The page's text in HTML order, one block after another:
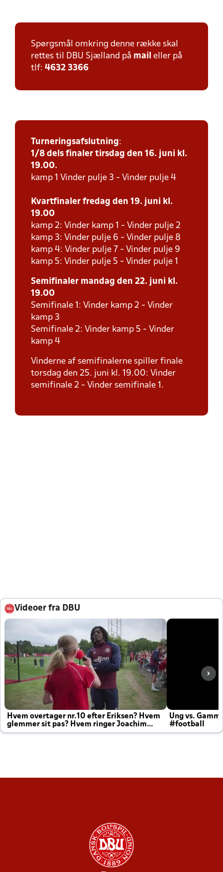
Spørgsmål omkring denne række skal
rettes til DBU Sjælland på mail eller på
tlf: 4632 3366
Turneringsafslutning:
1/8 dels finaler tirsdag den 16. juni kl.
19.00.
kamp 1 Vinder pulje 3 - Vinder pulje 4
Kvartfinaler fredag den 19. juni kl.
19.00
kamp 2: Vinder kamp 1 - Vinder pulje 2
kamp 3: Vinder pulje 6 - Vinder pulje 8
kamp 4: Vinder pulje 7 - Vinder pulje 9
kamp 5: Vinder pulje 5 - Vinder pulje 1
Semifinaler mandag den 22. juni kl.
19.00
Semifinale 1: Vinder kamp 2 - Vinder
kamp 3
Semifinale 2: Vinder kamp 5 - Vinder
kamp 4
Vinderne af semifinalerne spiller finale
torsdag den 25. juni kl. 19.00: Vinder
semifinale 2 - Vinder semifinale 1.
Videoer fra DBU
Hvem overtager nr.10 efter Eriksen? Hvem
glemmer sit pas? Hvem ringer Joachim
altid til efter kampe?
Ung vs.
#football